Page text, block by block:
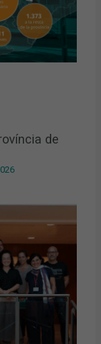
de